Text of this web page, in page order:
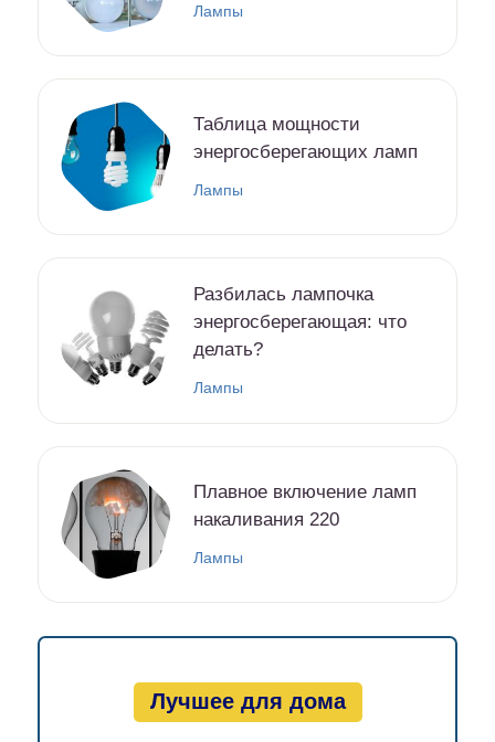
Лампы
Таблица мощности
энергосберегающих ламп
Лампы
Разбилась лампочка
энергосберегающая: что
делать?
Лампы
Плавное включение ламп
накаливания 220
Лампы
Лучшее для дома